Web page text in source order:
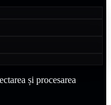
și procesarea